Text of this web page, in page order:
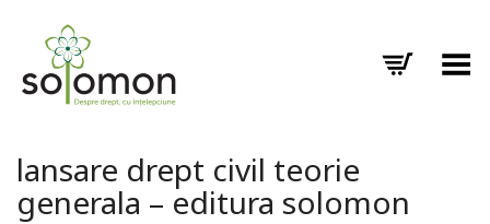
Toggle Menu
lansare drept civil teorie
generala – editura solomon